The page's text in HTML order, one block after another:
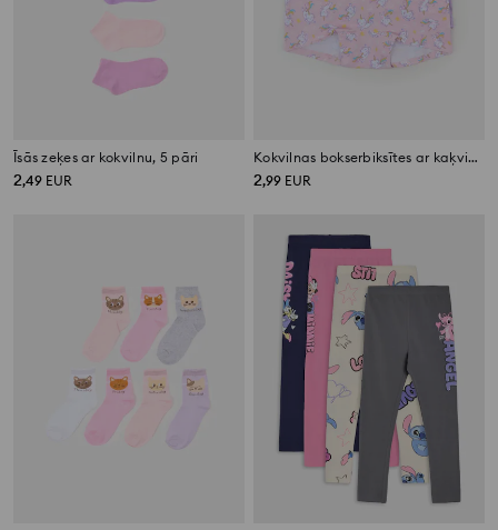
Īsās zeķes ar kokvilnu, 5 pāri
2,49 EUR
Kokvilnas bokserbiksītes ar kaķvienradža motīvu 3 pack
2,99 EUR